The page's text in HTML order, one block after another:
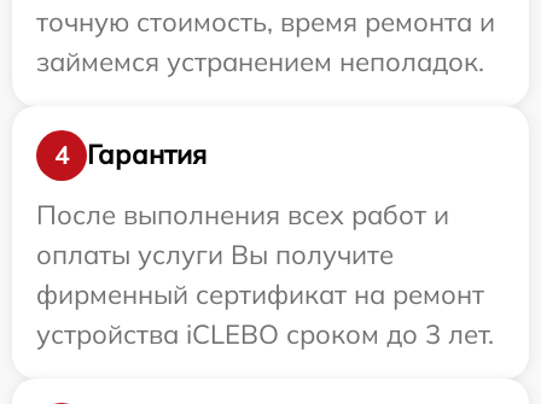
точную стоимость, время ремонта и
займемся устранением неполадок.
4
Гарантия
После выполнения всех работ и
оплаты услуги Вы получите
фирменный сертификат на ремонт
устройства iCLEBO сроком до 3 лет.